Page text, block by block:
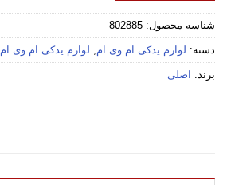
شناسه محصول: 802885
دسته: لوازم یدکی ام وی ام, لوازم یدکی ام وی ام X33
برند: اصلی